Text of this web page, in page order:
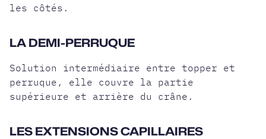
les côtés.
LA DEMI-PERRUQUE
Solution intermédiaire entre topper et
perruque, elle couvre la partie
supérieure et arrière du crâne.
LES EXTENSIONS CAPILLAIRES